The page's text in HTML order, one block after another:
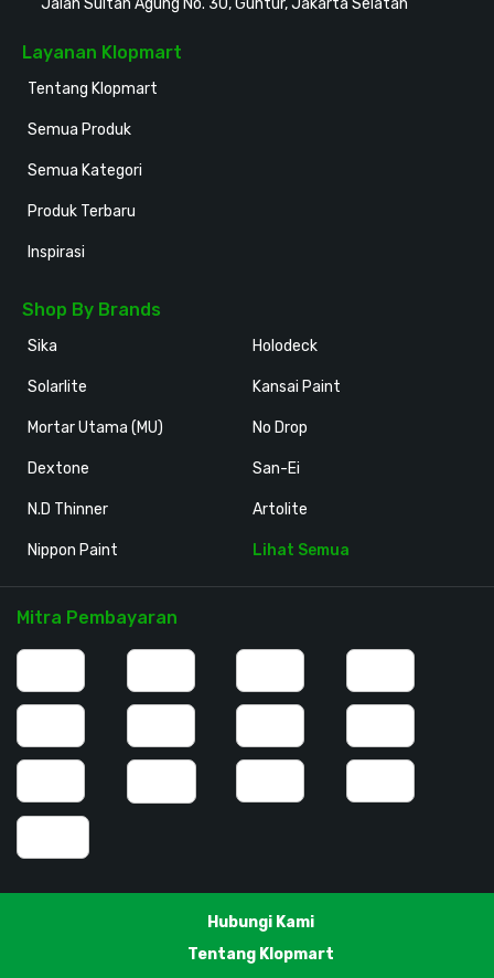
Jalan Sultan Agung No. 30, Guntur, Jakarta Selatan
Layanan Klopmart
Tentang Klopmart
Semua Produk
Semua Kategori
Produk Terbaru
Inspirasi
Shop By Brands
Sika
Solarlite
Mortar Utama (MU)
Dextone
N.D Thinner
Nippon Paint
Holodeck
Kansai Paint
No Drop
San-Ei
Artolite
Lihat Semua
Mitra Pembayaran
Hubungi Kami
Tentang Klopmart